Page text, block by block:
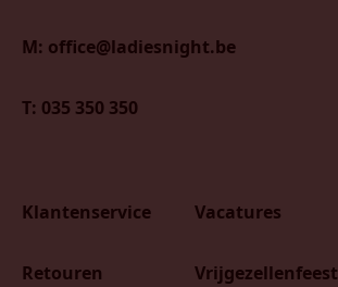
M: office@ladiesnight.be
T: 035 350 350
Klantenservice
Retouren
Vacatures
Vrijgezellenfeest